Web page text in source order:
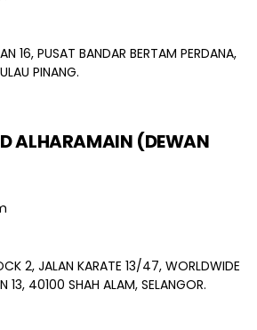
16, PUSAT BANDAR BERTAM PERDANA,
PINANG.
ALHARAMAIN (DEWAN
2, JALAN KARATE 13/47, WORLDWIDE
13, 40100 SHAH ALAM, SELANGOR.